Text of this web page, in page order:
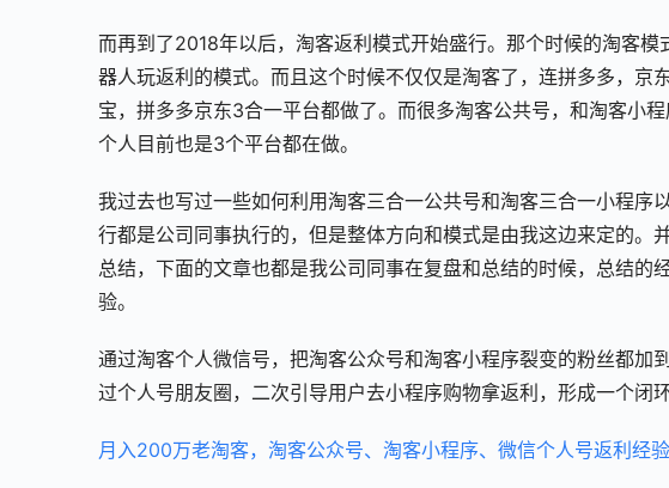
而再到了2018年以后，淘客返利模式开始盛行。那个时候的淘客
器人玩返利的模式。而且这个时候不仅仅是淘客了，连拼多多，京
宝，拼多多京东3合一平台都做了。而很多淘客公共号，和淘客小
个人目前也是3个平台都在做。
我过去也写过一些如何利用淘客三合一公共号和淘客三合一小程序
行都是公司同事执行的，但是整体方向和模式是由我这边来定的。
总结，下面的文章也都是我公司同事在复盘和总结的时候，总结的
验。
通过淘客个人微信号，把淘客公众号和淘客小程序裂变的粉丝都加
过个人号朋友圈，二次引导用户去小程序购物拿返利，形成一个闭
月入200万老淘客，淘客公众号、淘客小程序、微信个人号返利经